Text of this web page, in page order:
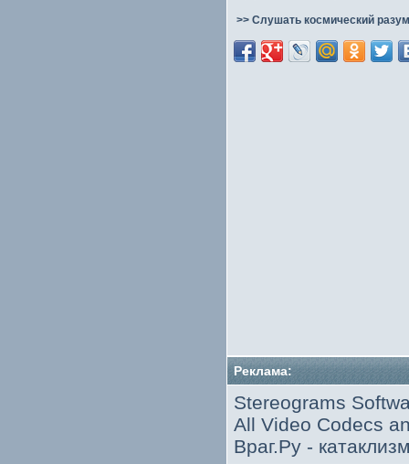
>> Слушать космический
Реклама:
Stereograms
All Video Codecs
Враг.Ру -